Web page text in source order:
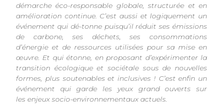
démarche éco-responsable globale, structurée et en
amélioration continue. C’est aussi et logiquement un
événement qui dé-tonne puisqu’il réduit ses émissions
de carbone, ses déchets, ses consommations
d’énergie et de ressources utilisées pour sa mise en
œuvre. Et qui étonne, en proposant d’expérimenter la
transition écologique et sociétale sous de nouvelles
formes, plus soutenables et inclusives ! C’est enfin un
événement qui garde les yeux grand ouverts sur
les enjeux socio-environnementaux actuels.